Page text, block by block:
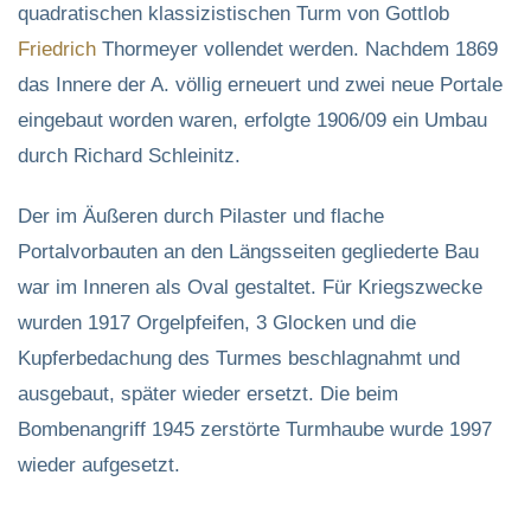
quadratischen klassizistischen Turm von Gottlob
Friedrich Thormeyer vollendet werden. Nachdem 1869
das Innere der A. völlig erneuert und zwei neue Portale
eingebaut worden waren, erfolgte 1906/09 ein Umbau
durch Richard Schleinitz.
Der im Äußeren durch Pilaster und flache
Portalvorbauten an den Längsseiten gegliederte Bau
war im Inneren als Oval gestaltet. Für Kriegszwecke
wurden 1917 Orgelpfeifen, 3 Glocken und die
Kupferbedachung des Turmes beschlagnahmt und
ausgebaut, später wieder ersetzt. Die beim
Bombenangriff 1945 zerstörte Turmhaube wurde 1997
wieder aufgesetzt.